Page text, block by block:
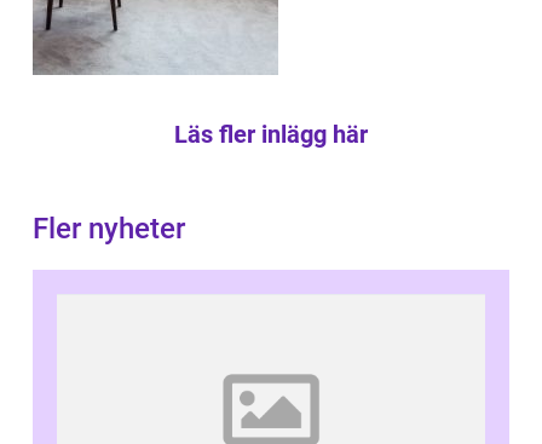
Läs fler inlägg här
Fler nyheter